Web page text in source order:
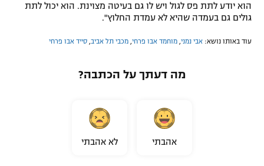
הוא יודע לתת פס לגול ויש לו גם בעיטה מצוינת. הוא יכול לתת
גולים גם בעמדה שהיא לא עמדת החלוץ".
עוד באותו נושא: אבי נמני מוחמד אבו פרחי מכבי תל אביב סייד אבו פרחי
מה דעתך על הכתבה?
אהבתי לא אהבתי